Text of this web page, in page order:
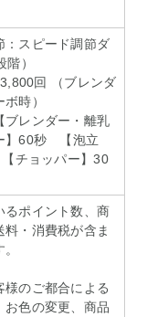
：スピード調節ダ
）
回 （ブレンダ
時）
ブレンダー・離乳
】60秒 【泡立
チョッパー】30
るポイント数、商
料・消費税が含ま
様のご都合による
お色の変更、商品